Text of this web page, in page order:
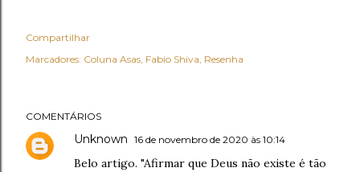
Compartilhar
Marcadores: Coluna Asas Fabio Shiva Resenha
COMENTÁRIOS
Unknown 16 de novembro de 2020 às 10:14
Belo artigo. "Afirmar que Deus não existe é tão